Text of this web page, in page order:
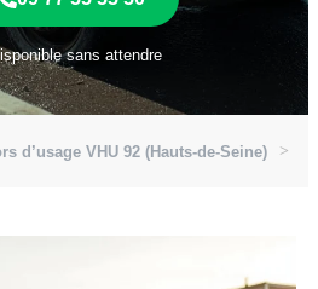
sans attendre
d’usage VHU 92 (Hauts-de-Seine)